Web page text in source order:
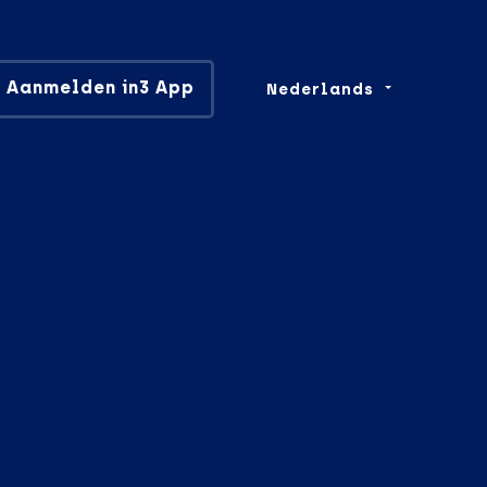
Aanmelden in3 App Nederlands